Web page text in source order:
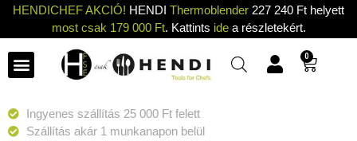
HENDICHEF AKCIÓ! HENDI Thermoblender 227 240 Ft helyett
most csak 179 000 Ft. Kattints idea részletekért.
0
Ingyenes szállítás 25 000 Ft felett
Szállítás akár 1 munkanapon belül